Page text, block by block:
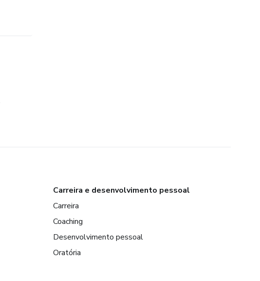
Carreira e desenvolvimento pessoal
Carreira
Coaching
Desenvolvimento pessoal
Oratória